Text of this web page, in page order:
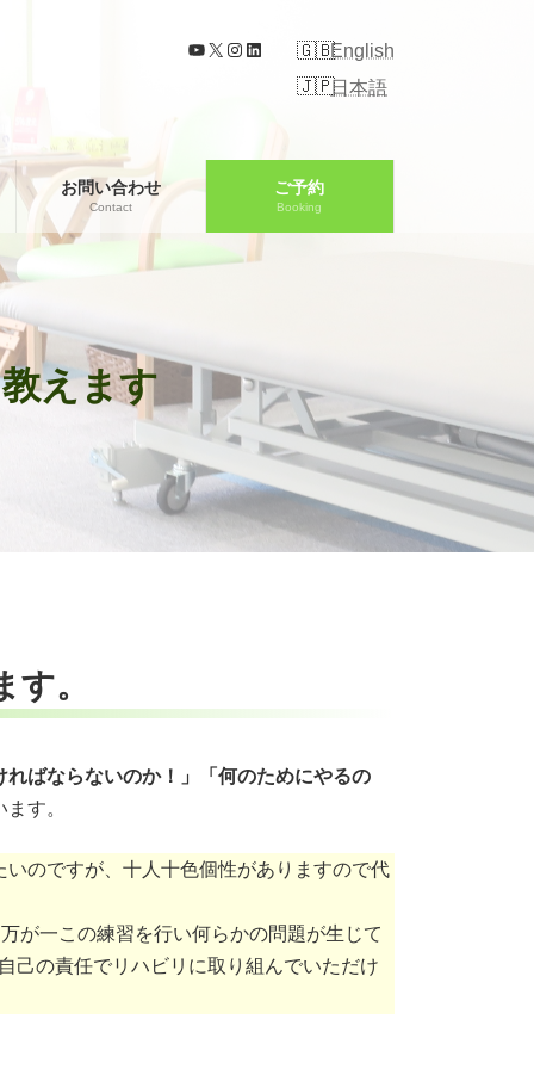
YouTube
X Instagram
LinkedIn
English
日本語
お問い合わせ
Contact
ご予約
Booking
えます
。
ればならないのか！」「何のためにやるの
す。
のですが、十人十色個性がありますので代
が一この練習を行い何らかの問題が生じて
己の責任でリハビリに取り組んでいただけ